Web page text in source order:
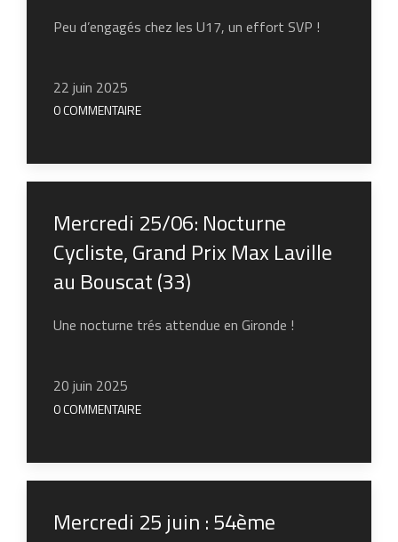
Peu d’engagés chez les U17, un effort SVP !
22 juin 2025
0 COMMENTAIRE
Mercredi 25/06: Nocturne
Cycliste, Grand Prix Max Laville
au Bouscat (33)
Une nocturne trés attendue en Gironde !
20 juin 2025
0 COMMENTAIRE
Mercredi 25 juin : 54ème